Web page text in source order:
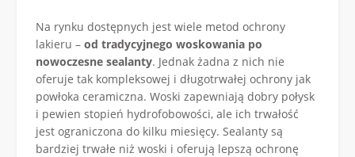
Na rynku dostępnych jest wiele metod ochrony
lakieru – od tradycyjnego woskowania po
nowoczesne sealanty. Jednak żadna z nich nie
oferuje tak kompleksowej i długotrwałej ochrony jak
powłoka ceramiczna. Woski zapewniają dobry połysk
i pewien stopień hydrofobowości, ale ich trwałość
jest ograniczona do kilku miesięcy. Sealanty są
bardziej trwałe niż woski i oferują lepszą ochronę